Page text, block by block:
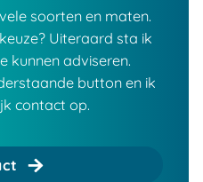
soorten en maten.
Uiteraard sta ik
kunnen adviseren.
button en ik
contact op.